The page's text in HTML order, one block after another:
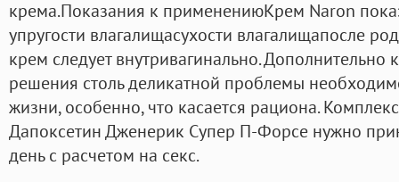
крема.Показания к применениюКрем Naron
упругости влагалищасухости влагалищапосле
крем следует внутривагинально.
решения столь деликатной проблемы
жизни, особенно, что касается рациона.
Дапоксетин Дженерик Супер П-Форсе нужно
день с расчетом на секс.